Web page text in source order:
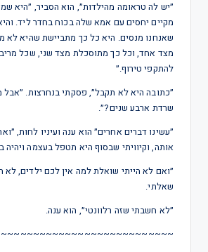
״יש לה טראומה מהילדות״, הוא הסביר, ״היא
מקיים יחסים עם אמא שלה בכוח בחדר ליד.
שאנחנו מנסים. היא כל כך מתביישת שהיא לא
מצד אחד, וכל כך מתוסכלת מצד שני, שכל
להתקפי טירוף.״
״כתובה היא לא תקבל״, פסקתי בנחרצות. ״אבל
שרדת ארבע שנים?״.
״עשינו דברים אחרים״ הוא ענה ועיניו לחות,
אותה, וקיוויתי שבסוף היא תטפל בעצמה ויהיה
״ואם לא הייתי שואלת למה אין לכם ילדים, לא
שאלתי.
״לא חשבתי שזה רלוונטי״, הוא ענה.